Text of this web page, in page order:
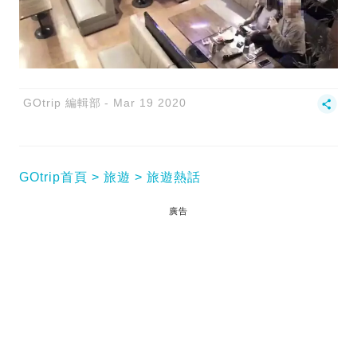
GOtrip 編輯部 Mar 19 2020
GOtrip首頁 旅遊 旅遊熱話
廣告